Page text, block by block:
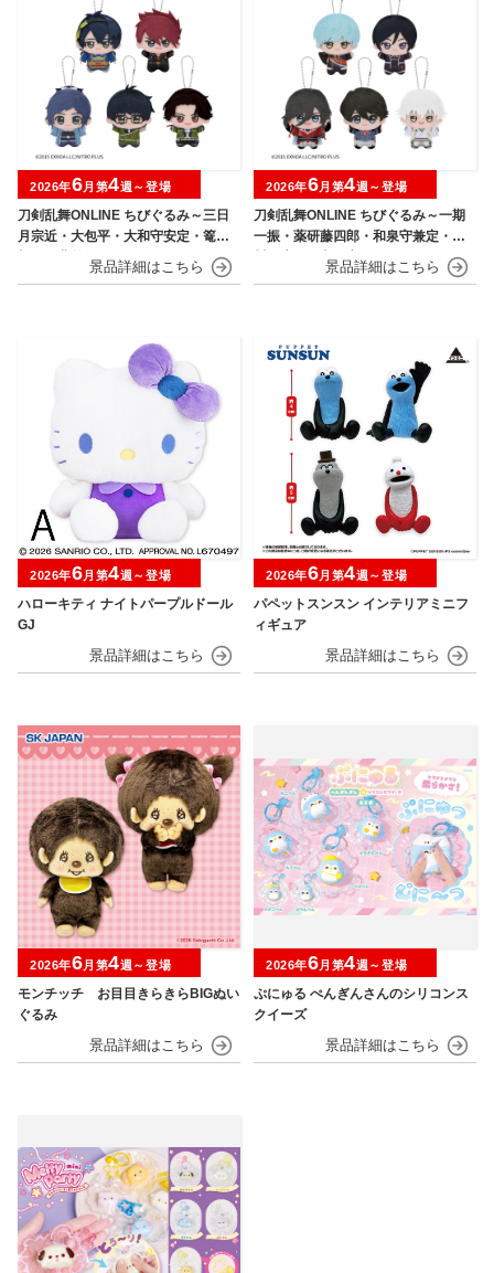
刀剣乱舞ONLINE ちびぐるみ～三日
月宗近・大包平・大和守安定・篭手
切江・豊前江～
2026年6月第4週～登場
刀剣乱舞ONLINE ちびぐるみ～一期
一振・薬研藤四郎・和泉守兼定・堀
川国広・鶴丸国永～
2026年6月第4週～登場
ハローキティ ナイトパープルドール
GJ
2026年6月第4週～登場
パペットスンスン インテリアミニフ
ィギュア
2026年6月第4週～登場
モンチッチ お目目きらきらBIGぬい
ぐるみ
2026年6月第4週～登場
ぷにゅる ぺんぎんさんのシリコンス
クイーズ
2026年6月第4週～登場